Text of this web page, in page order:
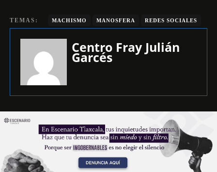
TEMAS: MACHISMO MANOSFERA REDES SOCIALES
Centro Fray Julián
Garcés